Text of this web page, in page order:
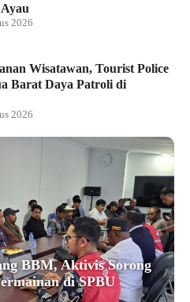
2026
Wisatawan, Tourist Police
Barat Daya Patroli di
2026
BBM, Aktivis Sorong
di SPBU